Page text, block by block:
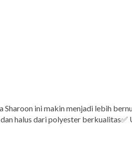
ini makin menjadi lebih
halus dari polyester